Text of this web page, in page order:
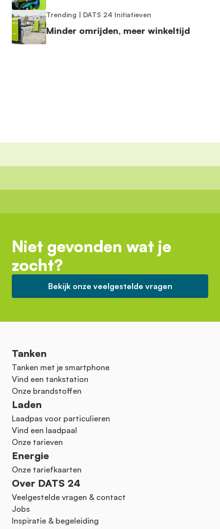
Trending | DATS 24 Initiatieven
Minder omrijden, meer winkeltijd
Niet gevonden wat je
zocht?
Bekijk onze veelgestelde vragen
Tanken
Tanken met je smartphone
Vind een tankstation
Onze brandstoffen
Laden
Laadpas voor particulieren
Vind een laadpaal
Onze tarieven
Energie
Onze tariefkaarten
Over DATS 24
Veelgestelde vragen & contact
Jobs
Inspiratie & begeleiding